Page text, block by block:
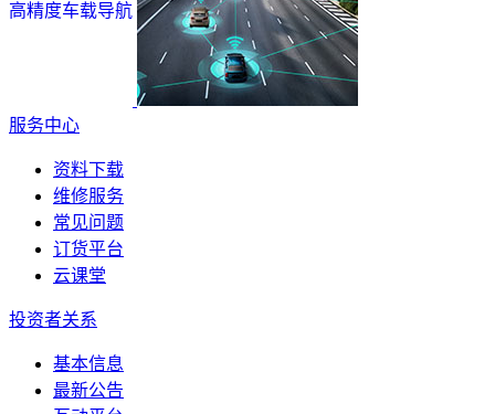
高精度车载导航
服务中心
资料下载
维修服务
常见问题
订货平台
云课堂
投资者关系
基本信息
最新公告